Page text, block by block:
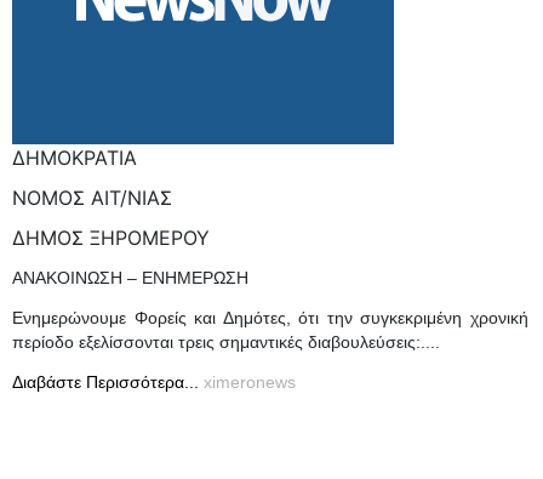
ΔΗΜΟΚΡΑΤΙΑ
ΝΟΜΟΣ ΑΙΤ/ΝΙΑΣ
ΔΗΜΟΣ ΞΗΡΟΜΕΡΟΥ
ΑΝΑΚΟΙΝΩΣΗ – ΕΝΗΜΕΡΩΣΗ
Ενημερώνουμε Φορείς και Δημότες, ότι την συγκεκριμένη χρονική
περίοδο εξελίσσονται τρεις σημαντικές διαβουλεύσεις:....
Διαβάστε Περισσότερα... ximeronews